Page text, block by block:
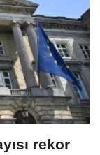
rekor